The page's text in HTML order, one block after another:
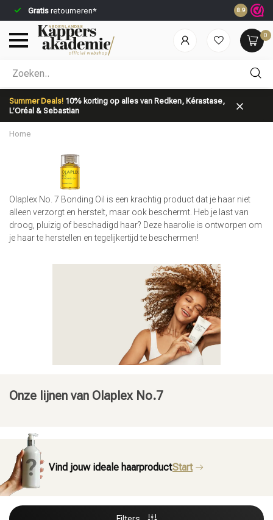
Gratis retourneren* Voor
8.9
0
Summer Deals! 10% korting op alles van Redken, Kérastase,
L’Oréal & Sebastian
Welke categorie ben jij naar op zoek?
Merken Haarverzorging
Home
Olaplex No. 7 Bonding Oil is een krachtig product dat je haar niet
alleen verzorgt en herstelt, maar ook beschermt. Heb je last van
droog, pluizig of beschadigd haar? Deze haarolie is ontworpen om
je haar te herstellen en tegelijkertijd te beschermen!
Onze lijnen van Olaplex No.7
Vind jouw ideale haarproductStart